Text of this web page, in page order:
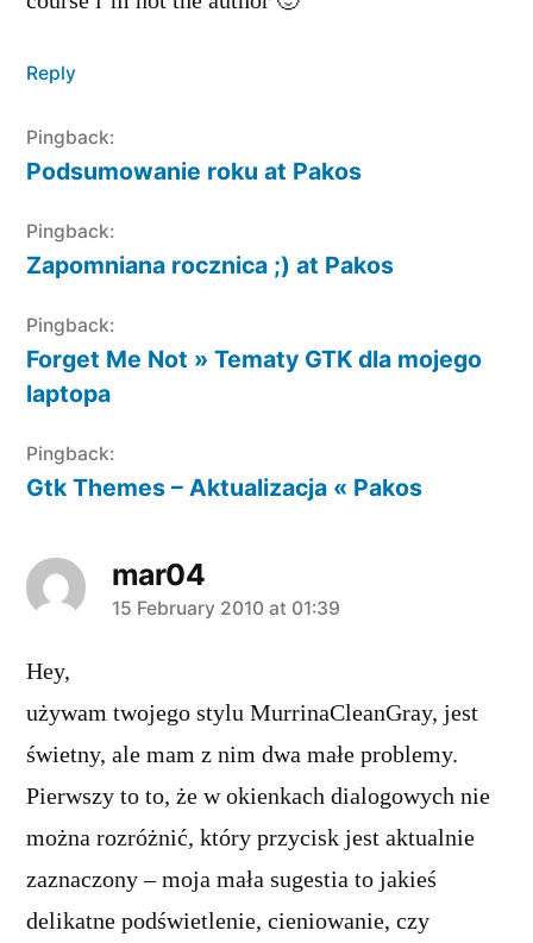
Reply
Pingback:
Podsumowanie roku at Pakos
Pingback:
Zapomniana rocznica ;) at Pakos
Pingback:
Forget Me Not » Tematy GTK dla mojego
laptopa
Pingback:
Gtk Themes – Aktualizacja « Pakos
mar04
says:
15 February 2010 at 01:39
Hey,
używam twojego stylu MurrinaCleanGray, jest
świetny, ale mam z nim dwa małe problemy.
Pierwszy to to, że w okienkach dialogowych nie
można rozróżnić, który przycisk jest aktualnie
zaznaczony – moja mała sugestia to jakieś
delikatne podświetlenie, cieniowanie, czy